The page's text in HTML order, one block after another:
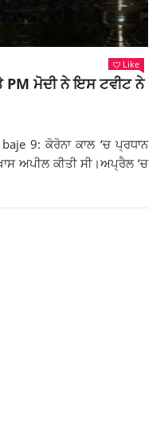
Like
PM ਮੋਦੀ ਨੇ ਇਸ ਟਵੀਟ ਨੇ
9: ਕੋਰੋਨਾ ਕਾਲ ‘ਚ ਪ੍ਰਧਾਨ
ਅਪੀਲ ਕੀਤੀ ਸੀ।ਅਪ੍ਰੈਲ ‘ਚ